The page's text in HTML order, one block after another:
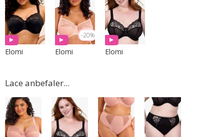
Elomi
-20%
Elomi Elomi
Lace anbefaler...